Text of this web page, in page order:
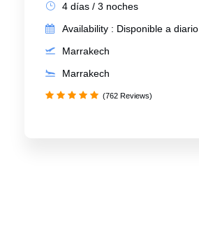
4 días / 3 noches
Availability : Disponible a diario
Marrakech
Marrakech
(762 Reviews)